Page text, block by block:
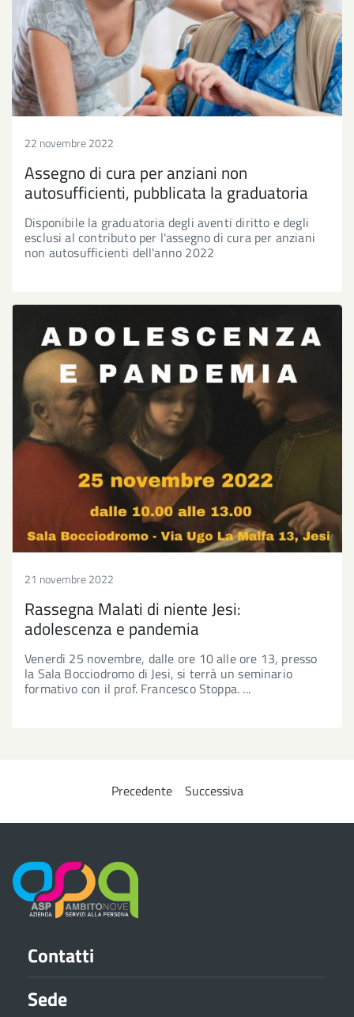
22 novembre 2022
Assegno di cura per anziani non
autosufficienti, pubblicata la graduatoria
Disponibile la graduatoria degli aventi diritto e degli
esclusi al contributo per l'assegno di cura per anziani
non autosufficienti dell'anno 2022
21 novembre 2022
Rassegna Malati di niente Jesi:
adolescenza e pandemia
Venerdì 25 novembre, dalle ore 10 alle ore 13, presso
la Sala Bocciodromo di Jesi, si terrà un seminario
formativo con il prof. Francesco Stoppa. ...
Precedente Successiva
Contatti
Sede